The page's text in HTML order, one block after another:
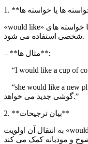
«would like» معمولاً برای بیان مودبانه خواسته ها یا خواسته های
شخصی استفاده می شود.
– **مثال ها**:
– “I would like a cup of
– “she would like a new
گوشی جدید می خواهد.”
2. **بیان ترجیحات**
» به انتقال آن اولویت